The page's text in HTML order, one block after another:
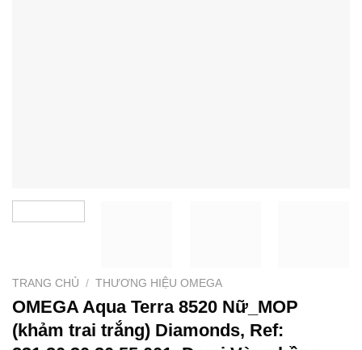
TRANG CHỦ / THƯƠNG HIỆU OMEGA
OMEGA Aqua Terra 8520 Nữ_MOP
(khảm trai trắng) Diamonds, Ref: